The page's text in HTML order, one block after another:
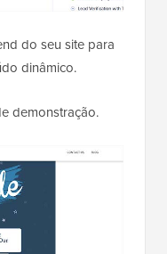
do seu site para
dinâmico.
demonstração.